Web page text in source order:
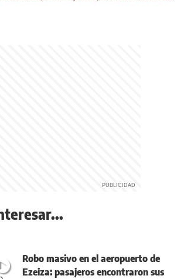
Robo masivo en el aeropuerto de
Ezeiza: pasajeros encontraron sus